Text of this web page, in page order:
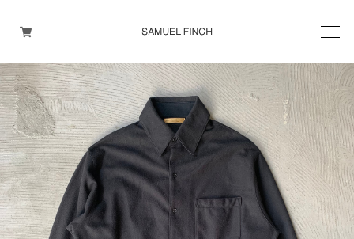
Men's
Maison Martin Margiela
Helmut Lang
Yohji Yamamoto